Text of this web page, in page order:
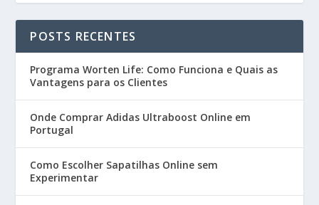
POSTS RECENTES
Programa Worten Life: Como Funciona e Quais as
Vantagens para os Clientes
Onde Comprar Adidas Ultraboost Online em
Portugal
Como Escolher Sapatilhas Online sem
Experimentar